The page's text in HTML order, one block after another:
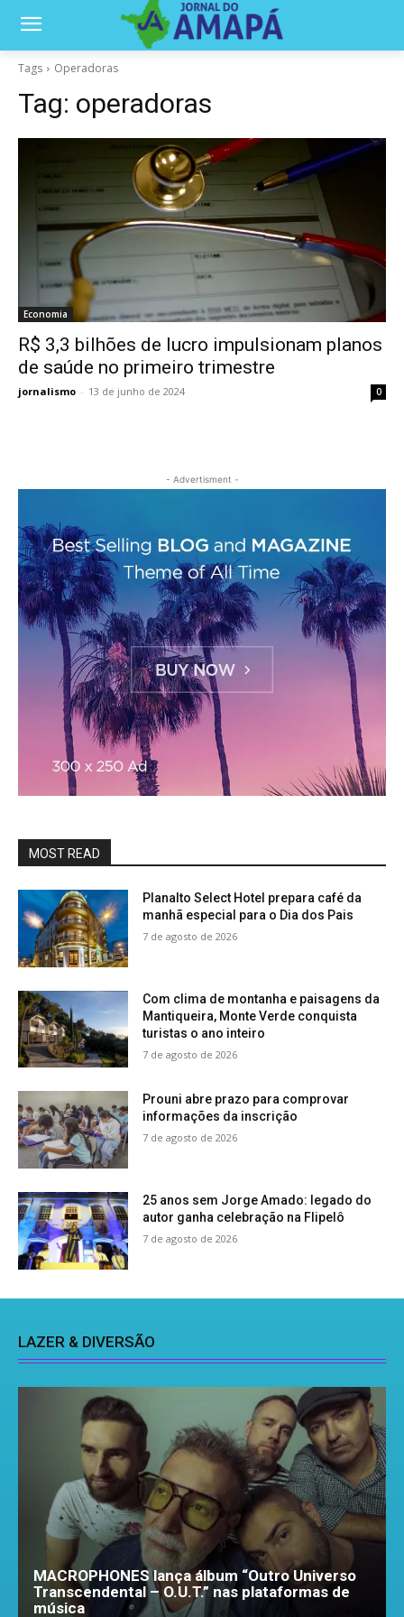
Tags Operadoras
Tag: operadoras
Economia
R$ 3,3 bilhões de lucro impulsionam planos
de saúde no primeiro trimestre
jornalismo - 13 de junho de 2024 0
- Advertisment -
MOST READ
Planalto Select Hotel prepara café da
manhã especial para o Dia dos Pais
7 de agosto de 2026
Com clima de montanha e paisagens da
Mantiqueira, Monte Verde conquista
turistas o ano inteiro
7 de agosto de 2026
Prouni abre prazo para comprovar
informações da inscrição
7 de agosto de 2026
25 anos sem Jorge Amado: legado do
autor ganha celebração na Flipelô
7 de agosto de 2026
LAZER & DIVERSÃO
MACROPHONES lança álbum “Outro Universo
Transcendental – O.U.T.” nas plataformas de
música